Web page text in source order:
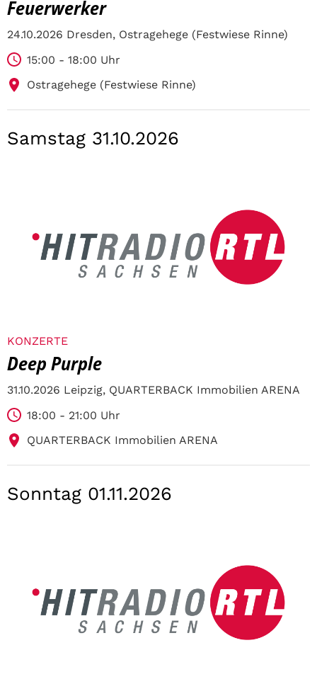
Feuerwerker
24.10.2026 Dresden, Ostragehege (Festwiese Rinne)
15:00 - 18:00 Uhr
Ostragehege (Festwiese Rinne)
Samstag 31.10.2026
KONZERTE
Deep Purple
31.10.2026 Leipzig, QUARTERBACK Immobilien ARENA
18:00 - 21:00 Uhr
QUARTERBACK Immobilien ARENA
Sonntag 01.11.2026